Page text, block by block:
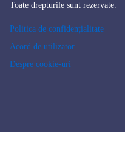
Toate drepturile sunt rezervate.
Politica de confidențialitate
Acord de utilizator
Despre cookie-uri